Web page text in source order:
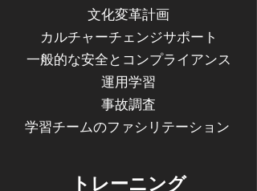
文化変革計画
カルチャーチェンジサポート
一般的な安全とコンプライアンス
運用学習
事故調査
学習チームのファシリテーション
トレーニング